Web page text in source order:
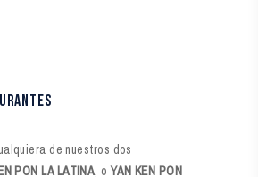
de nuestros dos
PON LA LATINA, oYAN KEN PON